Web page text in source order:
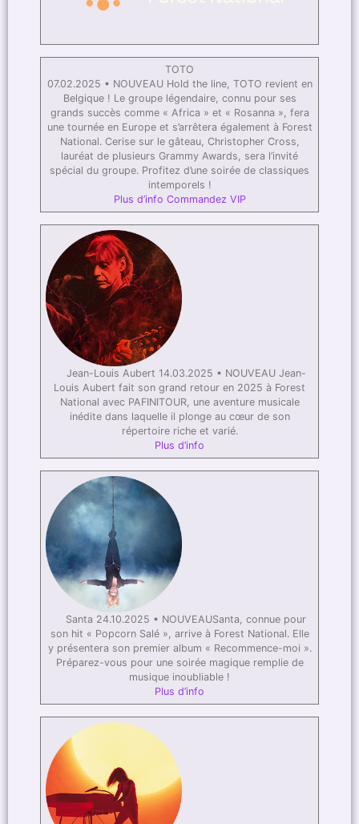
TOTO
07.02.2025 • NOUVEAU Hold the line, TOTO revient en
Belgique ! Le groupe légendaire, connu pour ses
grands succès comme « Africa » et « Rosanna », fera
une tournée en Europe et s’arrêtera également à Forest
National. Cerise sur le gâteau, Christopher Cross,
lauréat de plusieurs Grammy Awards, sera l’invité
spécial du groupe. Profitez d’une soirée de classiques
intemporels !
Plus d’info Commandez VIP
Jean-Louis Aubert 14.03.2025 • NOUVEAU Jean-
Louis Aubert fait son grand retour en 2025 à Forest
National avec PAFINITOUR, une aventure musicale
inédite dans laquelle il plonge au cœur de son
répertoire riche et varié.
Plus d’info
Santa 24.10.2025 • NOUVEAUSanta, connue pour
son hit « Popcorn Salé », arrive à Forest National. Elle
y présentera son premier album « Recommence-moi ».
Préparez-vous pour une soirée magique remplie de
musique inoubliable !
Plus d’info